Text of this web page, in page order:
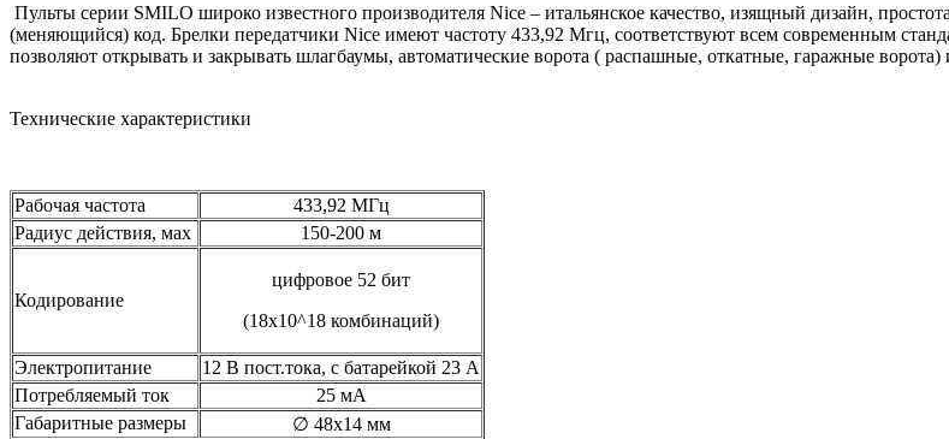
Пульты серии SMILO широко известного производителя Nice – итальянское качество, изящный дизайн,
(меняющийся) код. Брелки передатчики Nice имеют частоту 433,92 Мгц, соответствуют всем современным
позволяют открывать и закрывать шлагбаумы, автоматические ворота ( распашные, откатные, гаражные ворота)
Технические характеристики
Рабочая частота
433,92 МГц
Радиус действия, мах
150-200 м
Кодирование
цифровое 52 бит
(18х10^18 комбинаций)
Электропитание
12 В пост.тока, с батарейкой 23 А
Потребляемый ток
25 мА
Габаритные размеры
∅ 48х14 мм